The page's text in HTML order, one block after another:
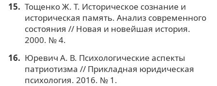
Тощенко Ж. Т. Историческое сознание и
историческая память. Анализ современного
состояния // Новая и новейшая история.
2000. № 4.
Юревич А. В. Психологические аспекты
патриотизма // Прикладная юридическая
психология. 2016. № 1.